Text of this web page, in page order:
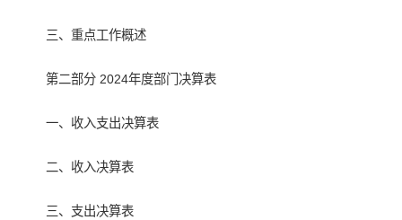
三、重点工作概述
第二部分 2024年度部门决算表
一、收入支出决算表
二、收入决算表
三、支出决算表